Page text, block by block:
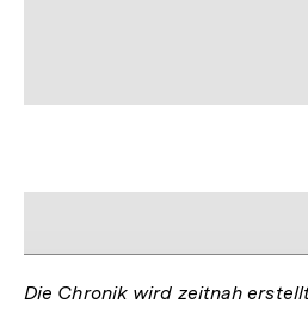
Die Chronik wird zeitnah